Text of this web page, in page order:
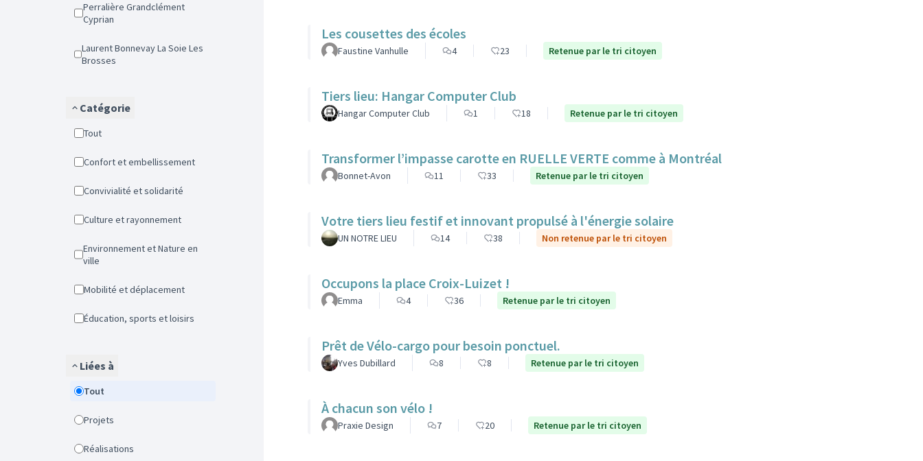
Perralière Grandclément
Cyprian
Laurent Bonnevay La Soie Les
Brosses
Catégorie
Tout
Confort et embellissement
Convivialité et solidarité
Culture et rayonnement
Environnement et Nature en
ville
Mobilité et déplacement
Éducation, sports et loisirs
Liées à
Tout
Projets
Réalisations
Les cousettes des écoles
Faustine Vanhulle 4 23 Retenue par le tri citoyen
Tiers lieu: Hangar Computer Club
Hangar Computer Club 1 18 Retenue par le tri citoyen
Transformer l’impasse carotte en RUELLE VERTE comme à Montréal
Bonnet-Avon 11 33 Retenue par le tri citoyen
Votre tiers lieu festif et innovant propulsé à l'énergie solaire
UN NOTRE LIEU 14 38 Non retenue par le tri citoyen
Occupons la place Croix-Luizet !
Emma 4 36 Retenue par le tri citoyen
Prêt de Vélo-cargo pour besoin ponctuel.
Yves Dubillard 8 8 Retenue par le tri citoyen
À chacun son vélo !
Praxie Design 7 20 Retenue par le tri citoyen